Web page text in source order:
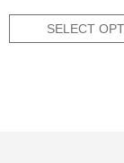
SELECT